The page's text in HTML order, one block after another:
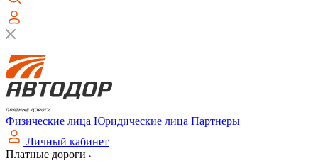
Физические лица Юридические лица Партнеры
Личный кабинет
Платные дороги